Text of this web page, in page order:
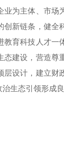
为主体、市
新链条，健
育科技人才
建设，营造
设计，建立
生态引领形成良